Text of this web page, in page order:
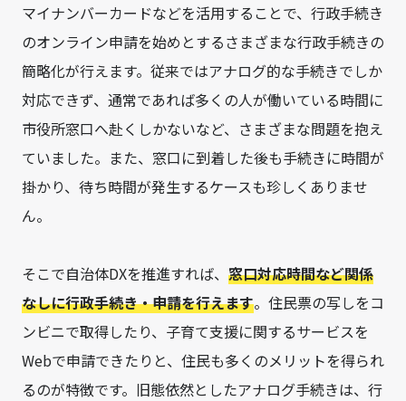
マイナンバーカードなどを活用することで、行政手続き
のオンライン申請を始めとするさまざまな行政手続きの
簡略化が行えます。従来ではアナログ的な手続きでしか
対応できず、通常であれば多くの人が働いている時間に
市役所窓口へ赴くしかないなど、さまざまな問題を抱え
ていました。また、窓口に到着した後も手続きに時間が
掛かり、待ち時間が発生するケースも珍しくありませ
ん。
そこで自治体DXを推進すれば、 窓口対応時間など関係
なしに行政手続き・申請を行えます。住民票の写しをコ
ンビニで取得したり、子育て支援に関するサービスを
Webで申請できたりと、住民も多くのメリットを得られ
るのが特徴です。旧態依然としたアナログ手続きは、行